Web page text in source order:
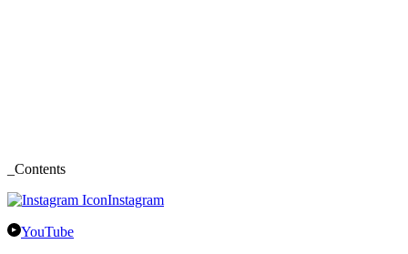
_Contents
Instagram
YouTube